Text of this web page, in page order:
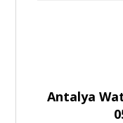
Antalya